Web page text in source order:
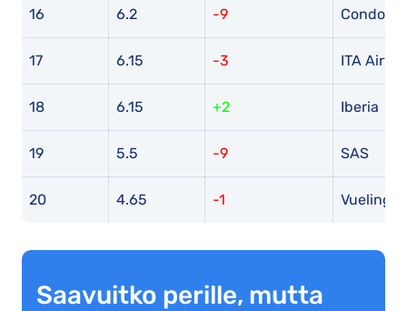
16 6.2 -9 Condor
17 6.15 -3 ITA
18 6.15 +2 Iberia
19 5.5 -9 SAS
20 4.65 -1 Vueling
Saavuitko perille, mutta